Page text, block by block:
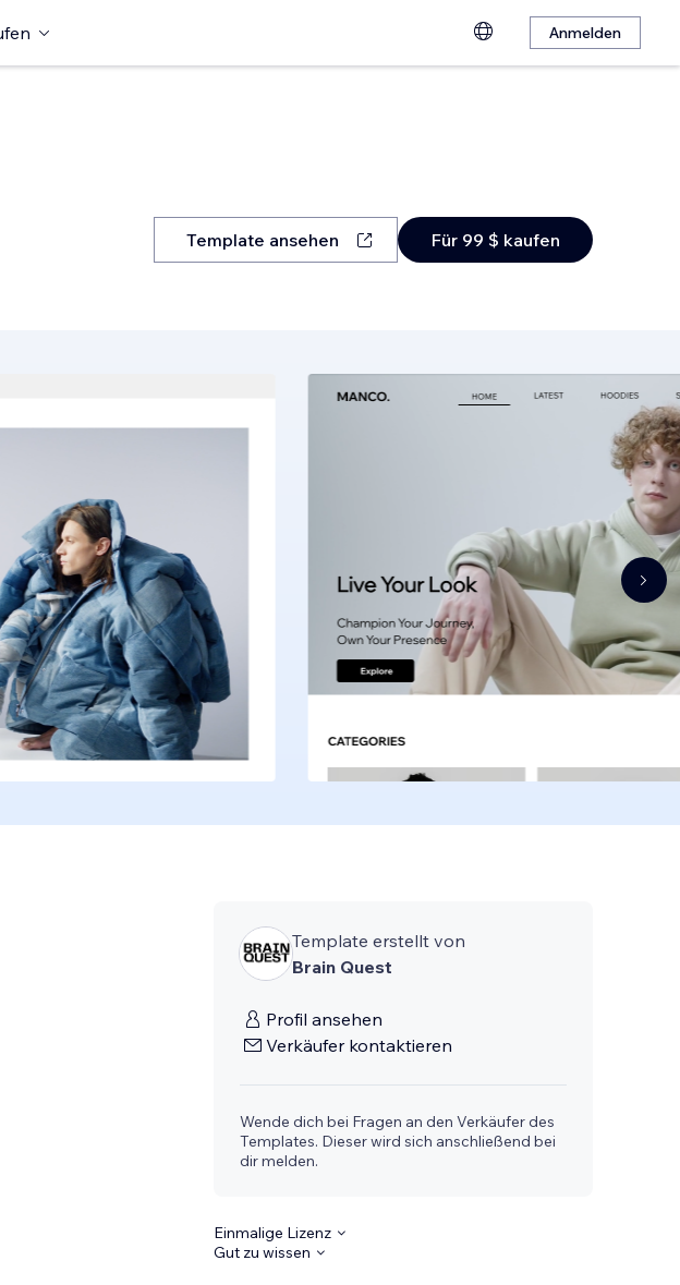
Anmelden
Template ansehen Für 99 $ kaufen
Template erstellt von
Brain Quest
Profil ansehen
Verkäufer kontaktieren
Wende dich bei Fragen an den Verkäufer des
Templates. Dieser wird sich anschließend bei
dir melden.
Einmalige Lizenz
Gut zu wissen